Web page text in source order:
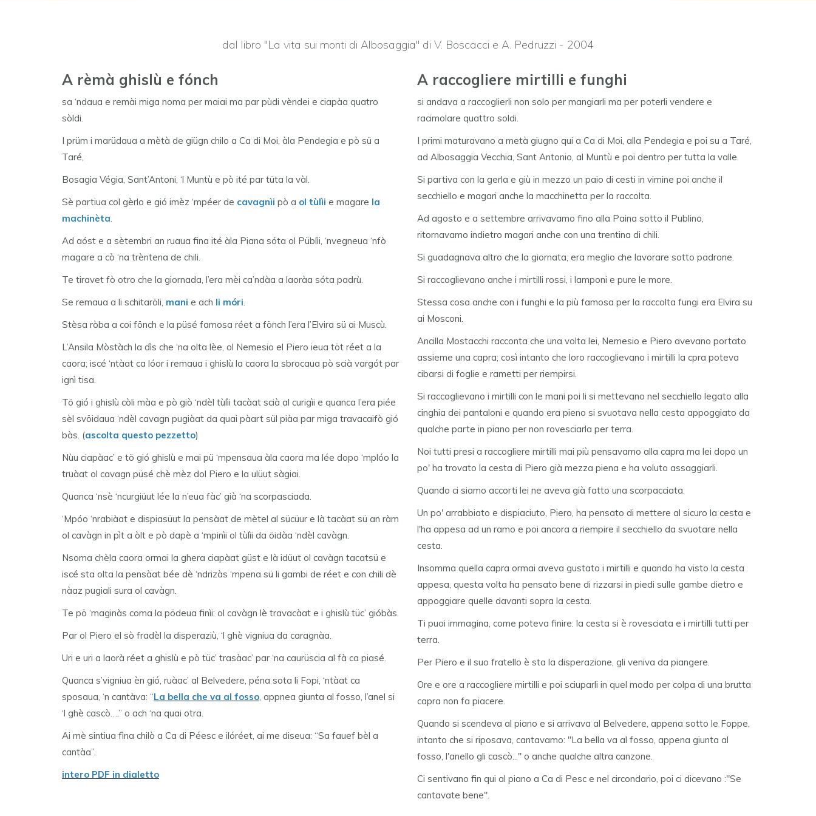
dal libro "La vita sui monti di Albosaggia" di V. Boscacci e A. Pedruzzi - 2004
A rèmà ghislù e fónch
sa ‘ndaua e remài miga noma per maiai ma par pùdi vèndei e ciapàa quatro
sòldi.
I prüm i marüdaua a mètà de giügn chilo a Ca di Moi, àla Pendegia e pò sü a
Taré,
Bosagia Végia, Sant’Antoni, ‘l Muntù e pò ité par tüta la vàl.
Sè partiua col gèrlo e gió imèz ‘mpéer de cavagnìi pò a ol tùlìi e magare la
machinèta.
Ad aóst e a sètembri an ruaua fina ité àla Piana sóta ol Püblìi, ‘nvegneua ‘nfò
magare a cò ‘na trèntena de chili.
Te tiravet fò otro che la giornada, l’era mèi ca’ndàa a laoràa sóta padrù.
Se remaua a li schitaröli, mani e ach li móri.
Stèsa ròba a coi fönch e la püsé famosa réet a fönch l’era l’Elvira sü ai Muscù.
L’Ansila Mòstàch la dìs che ‘na olta lèe, ol Nemesio el Piero ieua töt réet a la
caora; iscé ‘ntàat ca lóor i remaua i ghislù la caora la sbrocaua pò scià vargót par
ignì tisa.
Tö gió i ghislù còli màa e pò giò ‘ndèl tùlìi tacàat scià al curigìi e quanca l’era piée
sèl svöidaua ‘ndèl cavagn pugiàat da quai pàart sül piàa par miga travacaifò gió
bàs. (ascolta questo pezzetto)
Nùu ciapàac’ e tö gió ghislù e mai pü ‘mpensaua àla caora ma lée dopo ‘mplóo la
truàat ol cavagn püsé chè mèz dol Piero e la ulüut sàgiai.
Quanca ‘nsè ‘ncurgiüut lée la n’eua fàc’ già ‘na scorpasciada.
‘Mpóo ‘nrabiàat e dispiasüut la pensàat de mètel al sücüur e là tacàat sü an ràm
ol cavàgn in pìt a òlt e pò dapè a ‘mpinìi ol tùlìi da öidàa ‘ndèl cavàgn.
Nsoma chèla caora ormai la ghera ciapàat güst e là idüut ol cavàgn tacatsü e
iscé sta olta la pensàat bée dè ‘ndrizàs ‘mpena sü li gambi de réet e con chili dè
nàaz pugiali sura ol cavàgn.
Te pö ‘maginàs coma la pödeua finìi: ol cavàgn lè travacàat e i ghislù tüc’ gióbàs.
Par ol Piero el sò fradèl la disperaziù, ‘l ghè vigniua da caragnàa.
Uri e uri a laorà réet a ghislù e pò tüc’ trasàac’ par ‘na caurüscia al fà ca piasé.
Quanca s’vigniua èn gió, ruàac’ al Belvedere, péna sota li Fopi, ‘ntàat ca
sposaua, ‘n cantàva: “La bella che va al fosso, appnea giunta al fosso, l’anel si
‘l ghè cascò….” o ach ‘na quai otra.
Ai mè sintiua fìna chilò a Ca di Péesc e ilóréet, ai me diseua: “Sa fauef bèl a
cantàa”.
intero PDF in dialetto
A raccogliere mirtilli e funghi
si andava a raccoglierli non solo per mangiarli ma per poterli vendere e
racimolare quattro soldi.
I primi maturavano a metà giugno qui a Ca di Moi, alla Pendegia e poi su a Taré,
ad Albosaggia Vecchia, Sant Antonio, al Muntù e poi dentro per tutta la valle.
Si partiva con la gerla e giù in mezzo un paio di cesti in vimine poi anche il
secchiello e magari anche la macchinetta per la raccolta.
Ad agosto e a settembre arrivavamo fino alla Paina sotto il Publino,
ritornavamo indietro magari anche con una trentina di chili.
Si guadagnava altro che la giornata, era meglio che lavorare sotto padrone.
Si raccoglievano anche i mirtilli rossi, i lamponi e pure le more.
Stessa cosa anche con i funghi e la più famosa per la raccolta fungi era Elvira su
ai Mosconi.
Ancilla Mostacchi racconta che una volta lei, Nemesio e Piero avevano portato
assieme una capra; così intanto che loro raccoglievano i mirtilli la cpra poteva
cibarsi di foglie e rametti per riempirsi.
Si raccoglievano i mirtilli con le mani poi li si mettevano nel secchiello legato alla
cinghia dei pantaloni e quando era pieno si svuotava nella cesta appoggiato da
qualche parte in piano per non rovesciarla per terra.
Noi tutti presi a raccogliere mirtilli mai più pensavamo alla capra ma lei dopo un
po' ha trovato la cesta di Piero già mezza piena e ha voluto assaggiarli.
Quando ci siamo accorti lei ne aveva già fatto una scorpacciata.
Un po' arrabbiato e dispiaciuto, Piero, ha pensato di mettere al sicuro la cesta e
l'ha appesa ad un ramo e poi ancora a riempire il secchiello da svuotare nella
cesta.
Insomma quella capra ormai aveva gustato i mirtilli e quando ha visto la cesta
appesa, questa volta ha pensato bene di rizzarsi in piedi sulle gambe dietro e
appoggiare quelle davanti sopra la cesta.
Ti puoi immagina, come poteva finire: la cesta si è rovesciata e i mirtilli tutti per
terra.
Per Piero e il suo fratello è sta la disperazione, gli veniva da piangere.
Ore e ore a raccogliere mirtilli e poi sciuparli in quel modo per colpa di una brutta
capra non fa piacere.
Quando si scendeva al piano e si arrivava al Belvedere, appena sotto le Foppe,
intanto che si riposava, cantavamo: "La bella va al fosso, appena giunta al
fosso, l'anello gli cascò..." o anche qualche altra canzone.
Ci sentivano fin qui al piano a Ca di Pesc e nel circondario, poi ci dicevano :"Se
cantavate bene".